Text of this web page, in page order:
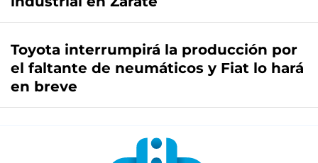
Toyota interrumpirá la producción por
el faltante de neumáticos y Fiat lo hará
en breve